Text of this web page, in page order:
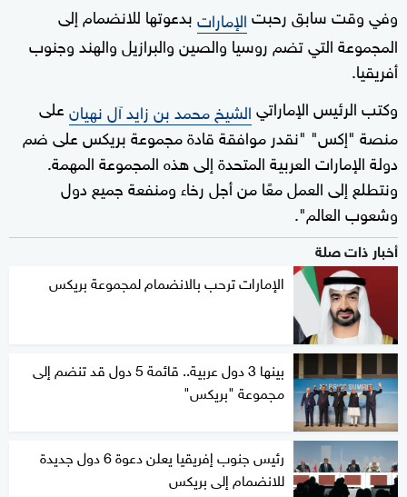
وفي وقت سابق رحبتالإماراتبدعوتها للانضمام إلى
المجموعة التي تضم روسيا والصين والبرازيل والهند وجنوب
أفريقيا.
وكتب الرئيس الإماراتيالشيخ محمد بن زايد آل نهيانعلى
منصة "إكس" "نقدر موافقة قادة مجموعة بريكس على ضم
دولة الإمارات العربية المتحدة إلى هذه المجموعة المهمة.
ونتطلع إلى العمل معًا من أجل رخاء ومنفعة جميع دول
وشعوب العالم".
أخبار ذات صلة
الإمارات ترحب بالانضمام لمجموعة بريكس
بينها 3 دول عربية.. قائمة 5 دول قد تنضم إلى
مجموعة "بريكس"
رئيس جنوب إفريقيا يعلن دعوة 6 دول جديدة
للانضمام إلى بريكس